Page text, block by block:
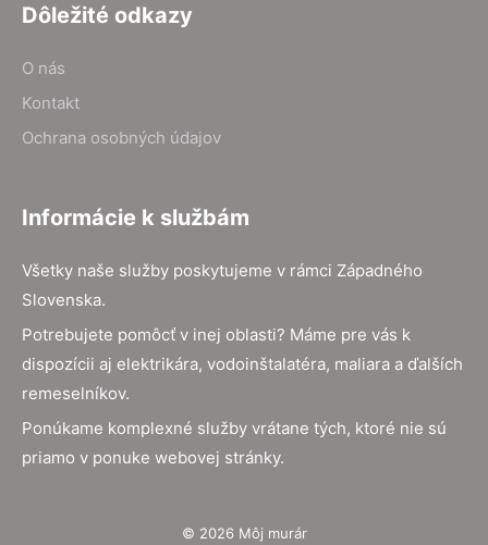
Dôležité odkazy
O nás
Kontakt
Ochrana osobných údajov
Informácie k službám
Všetky naše služby poskytujeme v rámci Západného
Slovenska.
Potrebujete pomôcť v inej oblasti? Máme pre vás k
dispozícii aj elektrikára, vodoinštalatéra, maliara a ďalších
remeselníkov.
Ponúkame komplexné služby vrátane tých, ktoré nie sú
priamo v ponuke webovej stránky.
© 2026 Môj murár